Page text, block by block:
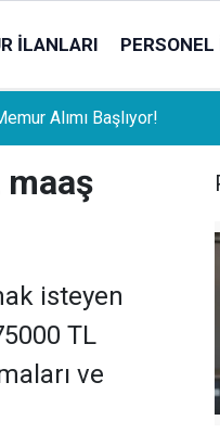
İLANLARI
Oranları Artıyor!
maaş
isteyen
TL
ve